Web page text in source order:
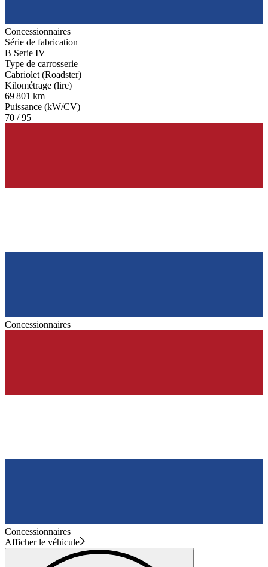
Concessionnaires
Série de fabrication
B Serie IV
Type de carrosserie
Cabriolet (Roadster)
Kilométrage (lire)
69 801 km
Puissance (kW/CV)
70 / 95
Concessionnaires
Concessionnaires
Afficher le véhicule